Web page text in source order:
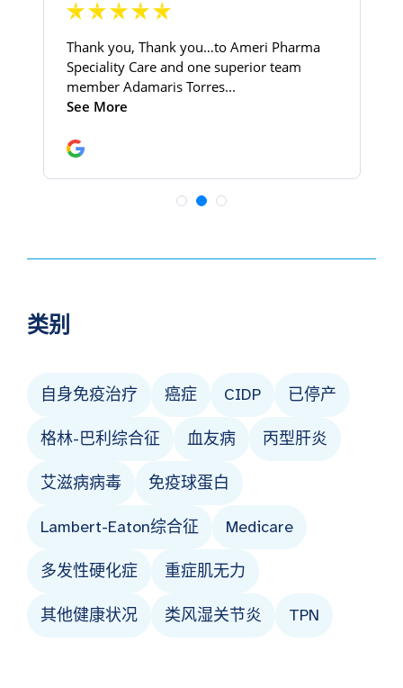
类别
自身免疫治疗 癌症 CIDP 已停产
格林-巴利综合征 血友病 丙型肝炎
艾滋病病毒 免疫球蛋白
Lambert-Eaton综合征 Medicare
多发性硬化症 重症肌无力
其他健康状况 类风湿关节炎 TPN